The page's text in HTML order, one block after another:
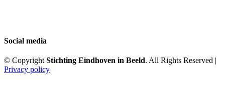
Social media
© CopyrightStichting Eindhoven in Beeld. All Rights Reserved |
Privacy policy